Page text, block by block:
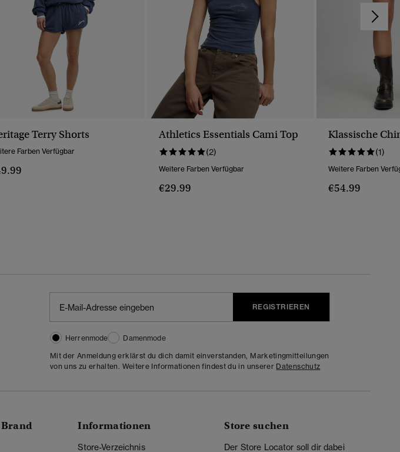
Terry Shorts
Farben Verfügbar
Athletics Essentials Cami Top
(2)
Weitere Farben Verfügbar
€29.99
Klassische
(1)
Weitere Farben
€54.99
REGISTRIEREN
Herrenmode
Damenmode
Mit der Anmeldung erklärst du dich damit einverstanden, Marketingmitteilungen
von uns zu erhalten. Weitere Informationen findest du in unserer Datenschutz
Informationen
Store-Verzeichnis
Store suchen
Der Store Locator soll dir dabei